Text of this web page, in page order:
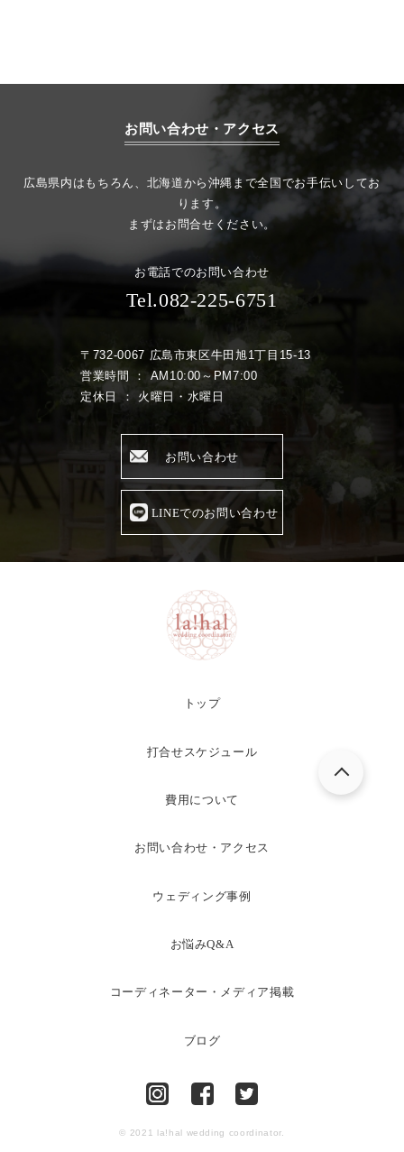
お問い合わせ・アクセス
広島県内はもちろん、北海道から沖縄まで全国でお手伝いしてお
ります。
まずはお問合せください。
お電話でのお問い合わせ
Tel.082-225-6751
〒732-0067 広島市東区牛田旭1丁目15-13
営業時間 ： AM10:00～PM7:00
定休日 ： 火曜日・水曜日
お問い合わせ
LINEでのお問い合わせ
トップ
打合せスケジュール
費用について
お問い合わせ・アクセス
ウェディング事例
お悩みQ&A
コーディネーター・メディア掲載
ブログ
© 2021 la!hal wedding coordinator.